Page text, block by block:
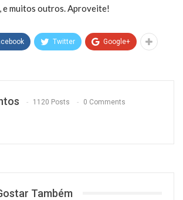
e muitos outros. Aproveite!
Twitter Google+
1120 Posts 0 Comments
Também